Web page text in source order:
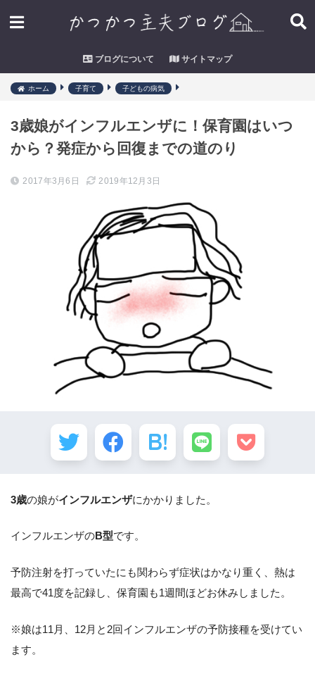
ブログについて サイトマップ
ホーム 子育て 子どもの病気
3歳娘がインフルエンザに！保育園はいつ
から？発症から回復までの道のり
2017年3月6日 2019年12月3日
3歳の娘がインフルエンザにかかりました。
インフルエンザのB型です。
予防注射を打っていたにも関わらず症状はかなり重く、熱は
最高で41度を記録し、保育園も1週間ほどお休みしました。
※娘は11月、12月と2回インフルエンザの予防接種を受けてい
ます。